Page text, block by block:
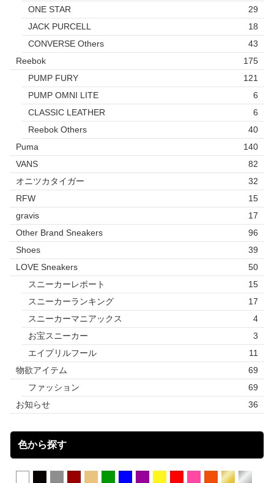
ONE STAR
29
JACK PURCELL
18
CONVERSE Others
43
Reebok
175
PUMP FURY
121
PUMP OMNI LITE
6
CLASSIC LEATHER
6
Reebok Others
40
Puma
140
VANS
82
オニツカタイガー
32
RFW
15
gravis
17
Other Brand Sneakers
96
Shoes
39
LOVE Sneakers
50
スニーカーレポート
15
スニーカーランキング
17
スニーカーマニアックス
4
お宝スニーカー
3
エイプリルフール
11
物欲アイテム
69
ファッション
69
お知らせ
36
色から探す